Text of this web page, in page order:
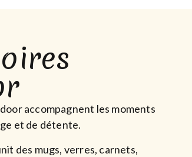
accompagnent les moments
et de détente.
des mugs, verres, carnets,